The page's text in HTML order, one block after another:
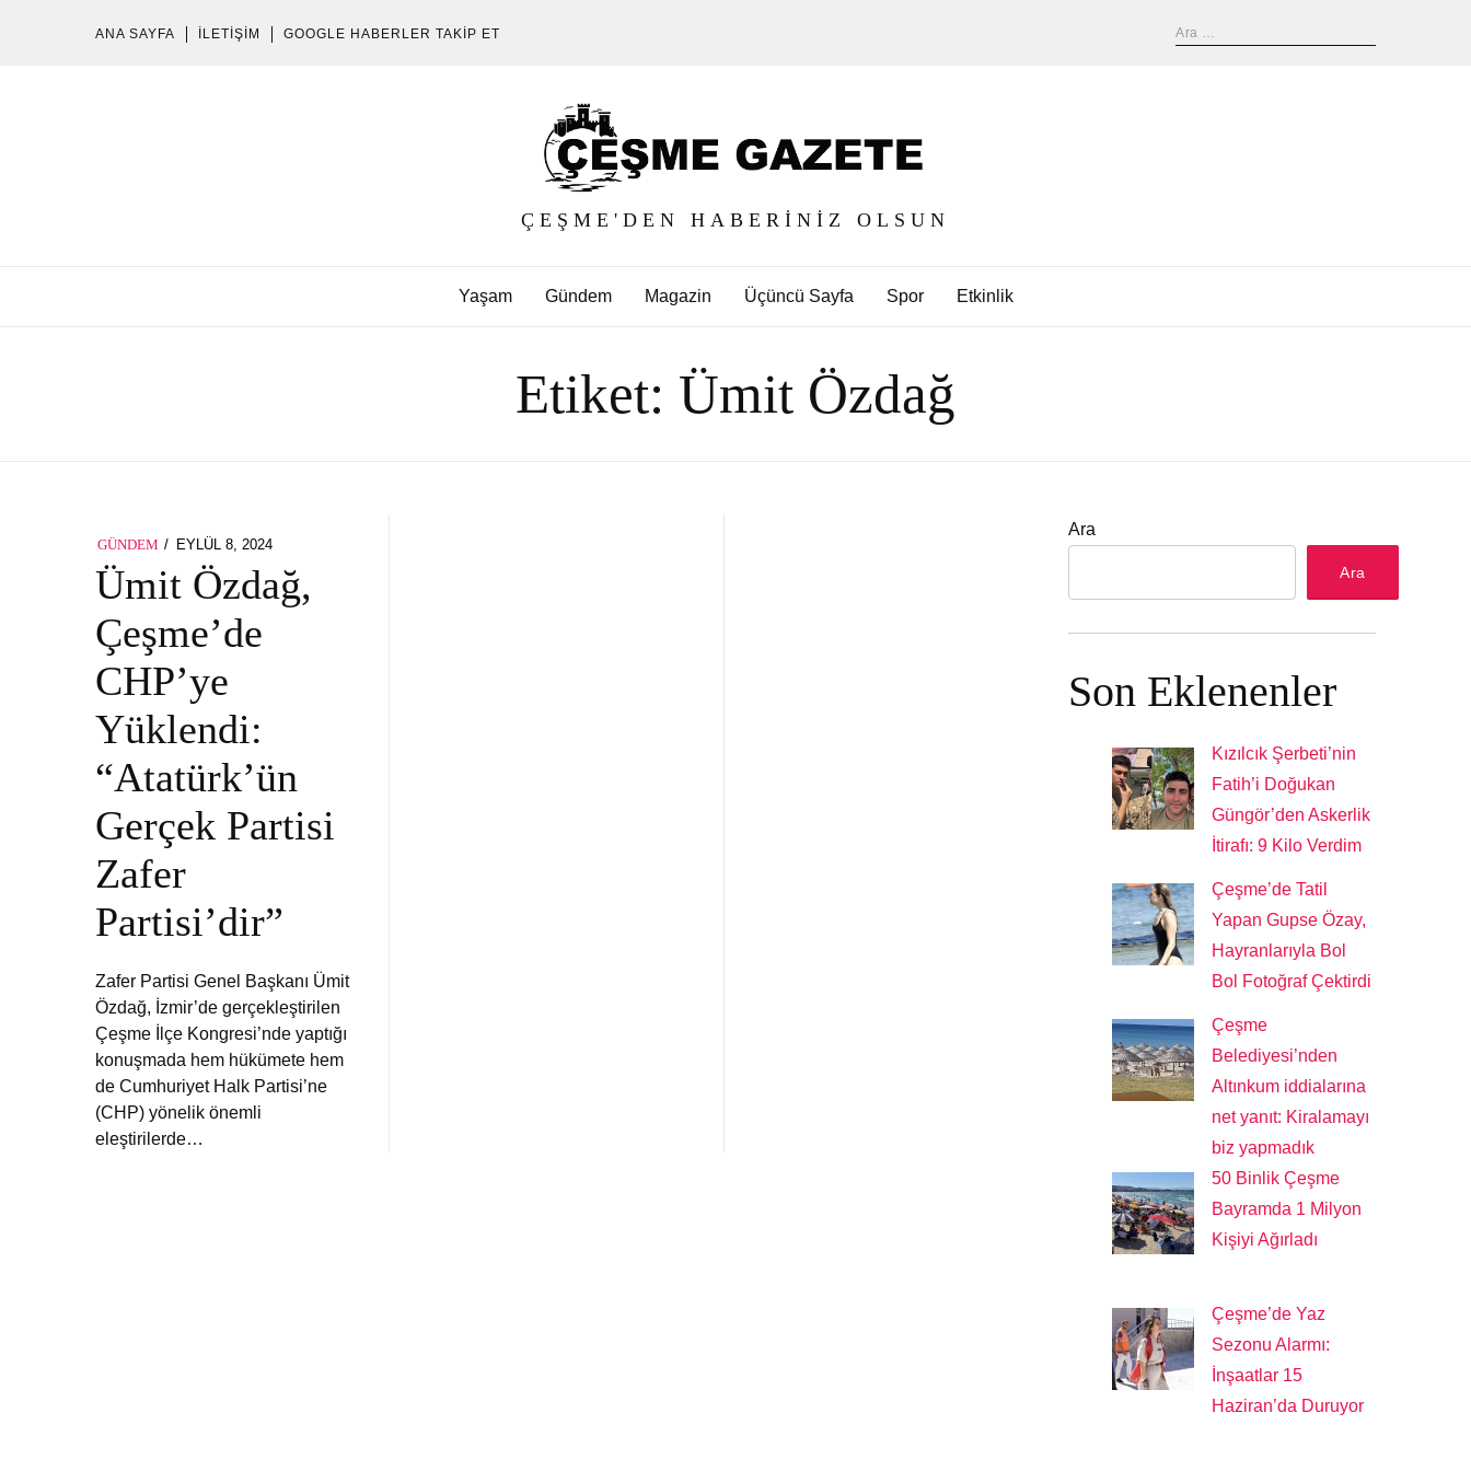
ANA SAYFA İLETIŞIM GOOGLE HABERLER TAKIP ET
ÇEŞME'DEN HABERINIZ OLSUN
Yaşam Gündem Magazin Üçüncü Sayfa Spor Etkinlik
Etiket: Ümit Özdağ
GÜNDEM
POSTED
EYLÜL 8, 2024
Ümit Özdağ,
Çeşme’de
CHP’ye
Yüklendi:
“Atatürk’ün
Gerçek Partisi
Zafer
Partisi’dir”
Zafer Partisi Genel Başkanı Ümit
Özdağ, İzmir’de gerçekleştirilen
Çeşme İlçe Kongresi’nde yaptığı
konuşmada hem hükümete hem
de Cumhuriyet Halk Partisi’ne
(CHP) yönelik önemli
eleştirilerde…
Ara
Ara
Son Eklenenler
Kızılcık Şerbeti’nin
Fatih’i Doğukan
Güngör’den Askerlik
İtirafı: 9 Kilo Verdim
Çeşme’de Tatil
Yapan Gupse Özay,
Hayranlarıyla Bol
Bol Fotoğraf Çektirdi
Çeşme
Belediyesi’nden
Altınkum iddialarına
net yanıt: Kiralamayı
biz yapmadık
50 Binlik Çeşme
Bayramda 1 Milyon
Kişiyi Ağırladı
Çeşme’de Yaz
Sezonu Alarmı:
İnşaatlar 15
Haziran’da Duruyor